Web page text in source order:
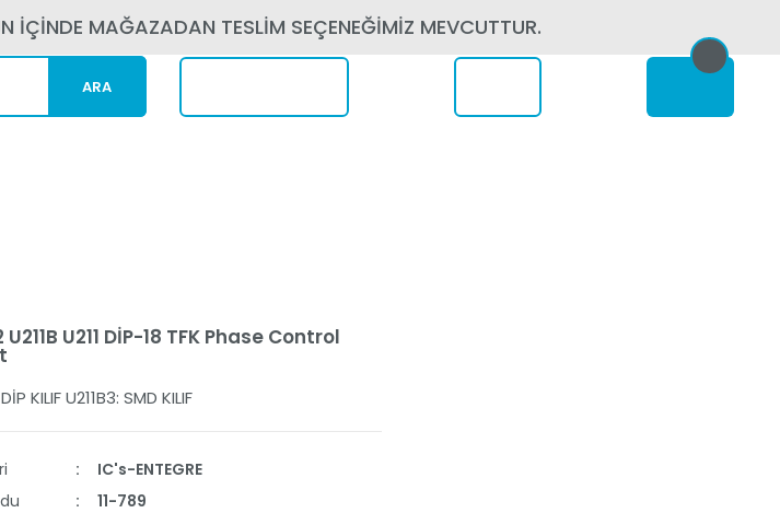
İÇİNDE MAĞAZADAN TESLİM SEÇENEĞİMİZ MEVCUTTUR.
ARA
U211B U211 DİP-18 TFK Phase Control
KILIF U211B3: SMD KILIF
IC's-ENTEGRE
11-789